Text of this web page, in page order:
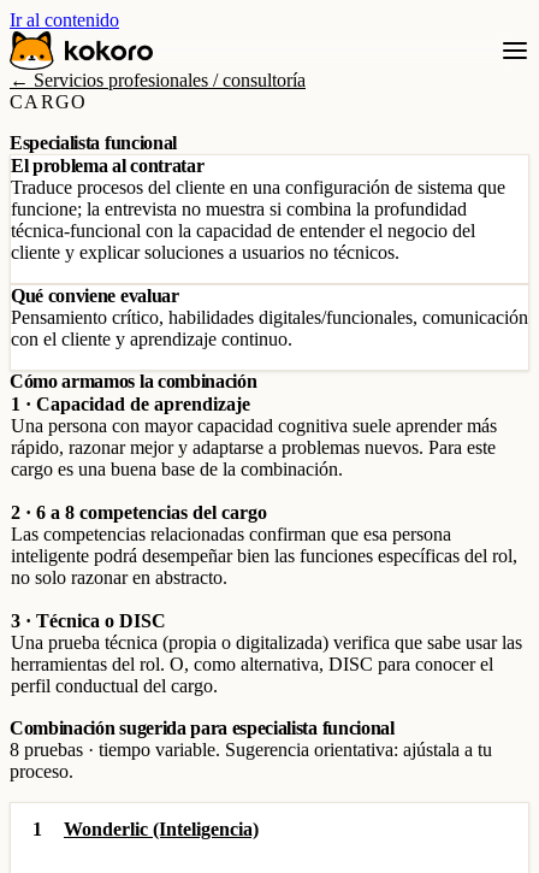
Ir al contenido
← Servicios profesionales / consultoría
CARGO
Especialista funcional
El problema al contratar
Traduce procesos del cliente en una configuración de sistema que
funcione; la entrevista no muestra si combina la profundidad
técnica-funcional con la capacidad de entender el negocio del
cliente y explicar soluciones a usuarios no técnicos.
Qué conviene evaluar
Pensamiento crítico, habilidades digitales/funcionales, comunicación
con el cliente y aprendizaje continuo.
Cómo armamos la combinación
1 · Capacidad de aprendizaje
Una persona con mayor capacidad cognitiva suele aprender más
rápido, razonar mejor y adaptarse a problemas nuevos. Para este
cargo es una buena base de la combinación.
2 · 6 a 8 competencias del cargo
Las competencias relacionadas confirman que esa persona
inteligente podrá desempeñar bien las funciones específicas del rol,
no solo razonar en abstracto.
3 · Técnica o DISC
Una prueba técnica (propia o digitalizada) verifica que sabe usar las
herramientas del rol. O, como alternativa, DISC para conocer el
perfil conductual del cargo.
Combinación sugerida para especialista funcional
8 pruebas · tiempo variable. Sugerencia orientativa: ajústala a tu
proceso.
1 Wonderlic (Inteligencia)